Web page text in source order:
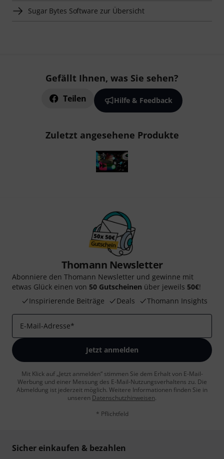
Sugar Bytes Software zur Übersicht
Gefällt Ihnen, was Sie sehen?
Teilen Hilfe & Feedback
Zuletzt angesehene Produkte
Thomann Newsletter
Abonniere den Thomann Newsletter und gewinne mit
etwas Glück einen von 50 Gutscheinen über jeweils 50€!
Inspirierende Beiträge
Deals Thomann Insights
E-Mail-Adresse*
Jetzt anmelden
Mit Klick auf „Jetzt anmelden“ stimmen Sie dem Erhalt von E-Mail-
Werbung und einer Messung des E-Mail-Nutzungsverhaltens zu. Die
Abmeldung ist jederzeit möglich. Weitere Informationen finden Sie in
unseren Datenschutzhinweisen.
* Pflichtfeld
Sicher einkaufen & bezahlen